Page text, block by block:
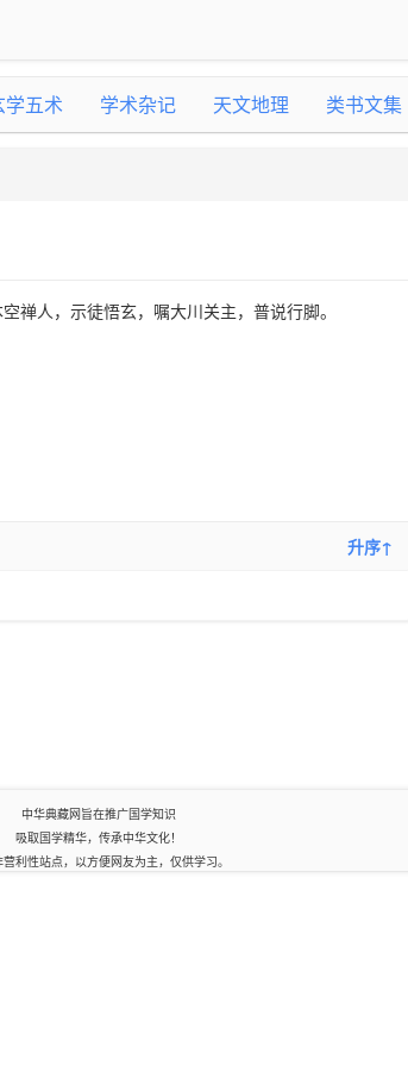
学五术 学术杂记 天文地理 类书文集
禅人，示徒悟玄，嘱大川关主，普说行脚。
升序↑
中华典藏网旨在推广国学知识
吸取国学精华，传承中华文化！
利性站点，以方便网友为主，仅供学习。